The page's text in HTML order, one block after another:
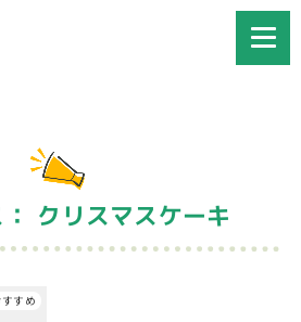
クリスマスケーキ
すすめ